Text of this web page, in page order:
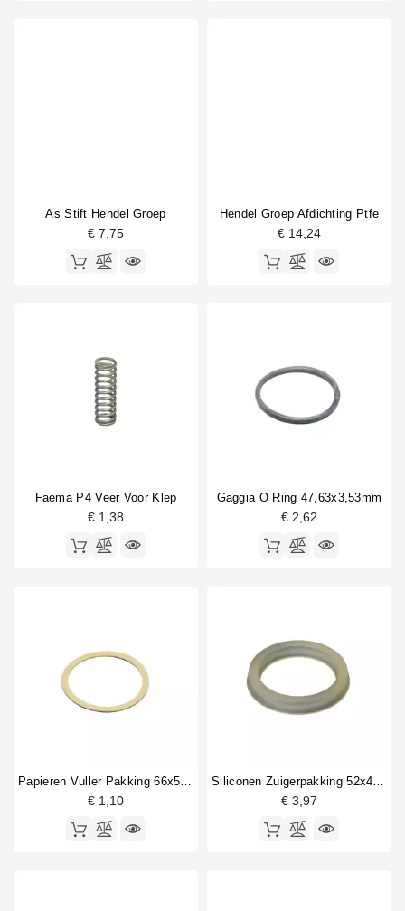
As Stift Hendel Groep
€ 7,75
Hendel Groep Afdichting Ptfe
€ 14,24
Faema P4 Veer Voor Klep
€ 1,38
Gaggia O Ring 47,63x3,53mm
€ 2,62
€ 1,10 € 3,97